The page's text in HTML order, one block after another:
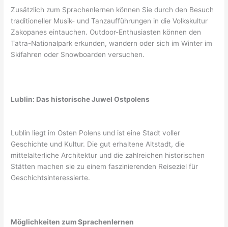
Zusätzlich zum Sprachenlernen können Sie durch den Besuch
traditioneller Musik- und Tanzaufführungen in die Volkskultur
Zakopanes eintauchen. Outdoor-Enthusiasten können den
Tatra-Nationalpark erkunden, wandern oder sich im Winter im
Skifahren oder Snowboarden versuchen.
Lublin: Das historische Juwel Ostpolens
Lublin liegt im Osten Polens und ist eine Stadt voller
Geschichte und Kultur. Die gut erhaltene Altstadt, die
mittelalterliche Architektur und die zahlreichen historischen
Stätten machen sie zu einem faszinierenden Reiseziel für
Geschichtsinteressierte.
Möglichkeiten zum Sprachenlernen